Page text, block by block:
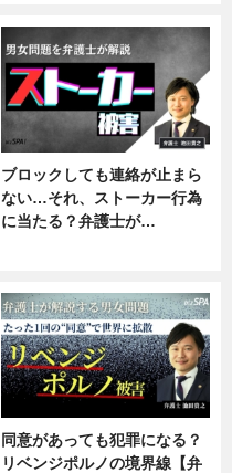
ブロックしても連絡が止まら
ない…それ、ストーカー行為
に当たる？弁護士が…
同意があっても犯罪になる？
リベンジポルノの境界線【弁